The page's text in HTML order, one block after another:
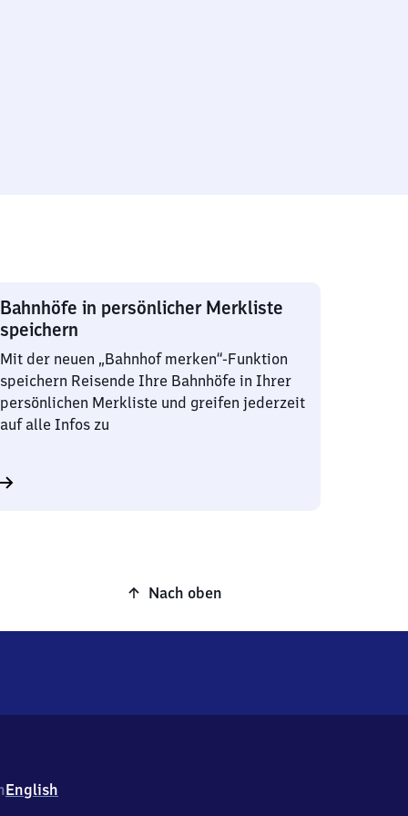
Bahnhöfe in persönlicher Merkliste
speichern
Mit der neuen „Bahnhof merken“-Funktion
speichern Reisende Ihre Bahnhöfe in Ihrer
persönlichen Merkliste und greifen jederzeit
auf alle Infos zu
Nach oben
English